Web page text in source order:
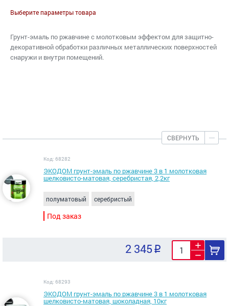
Выберите параметры товара
Грунт-эмаль по ржавчине с молотковым эффектом для защитно-
декоративной обработки различных металлических поверхностей
снаружи и внутри помещений.
СВЕРНУТЬ
Код: 68282
ЭКОДОМ грунт-эмаль по ржавчине 3 в 1 молотковая
шелковисто-матовая, серебристая, 2,2кг
полуматовый серебристый
Под заказ
2 345
Код: 68293
ЭКОДОМ грунт-эмаль по ржавчине 3 в 1 молотковая
шелковисто-матовая, шоколадная, 10кг